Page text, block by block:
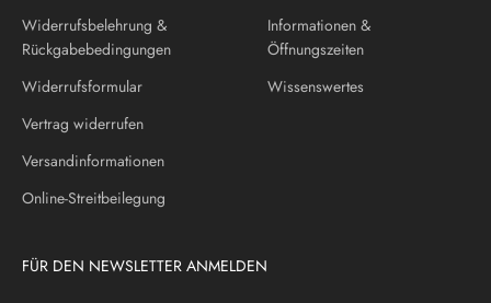
Widerrufsbelehrung &
Rückgabebedingungen
Widerrufsformular
Vertrag widerrufen
Versandinformationen
Online-Streitbeilegung
Informationen &
Öffnungszeiten
Wissenswertes
FÜR DEN NEWSLETTER ANMELDEN